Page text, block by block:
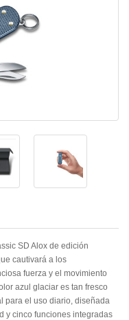
SD Alox de edición
cautivará a los
fuerza y el movimiento
azul glaciar es tan fresco
para el uso diario, diseñada
y cinco funciones integradas